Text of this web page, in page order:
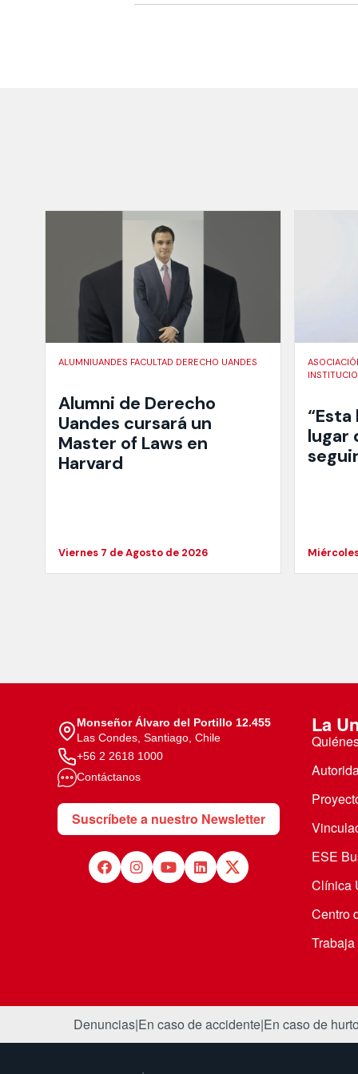
ALUMNIUANDES FACULTAD DERECHO UANDES
Alumni de Derecho
Uandes cursará un
Master of Laws en
Harvard
Viernes 7 de Agosto de 2026
lugar
Monseñor Álvaro del Portillo 12.455
Las Condes, Santiago, Chile
+56 2 2618 1000
Contáctanos
Suscríbete a nuestro Newsletter
La
ESE
Clínica
Centro
Denuncias|En caso de accidente|En caso de hurto